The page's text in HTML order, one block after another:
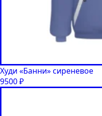
Худи «Банни» сиреневое
9500₽